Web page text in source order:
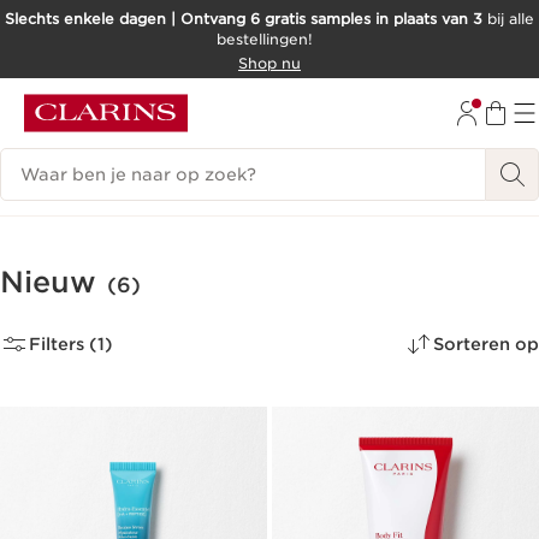
DOORGAAN NAAR INHOUD
Slechts enkele dagen | Ontvang 6 gratis samples in plaats van 3 bij alle
bestellingen!
Shop nu
Zoekgeschiedenis
Nieuw (6)
Filters (1) Sorteren op